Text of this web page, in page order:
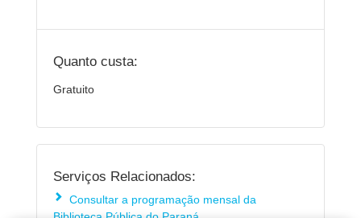
Quanto custa:
Gratuito
Serviços Relacionados:
Consultar a programação mensal da